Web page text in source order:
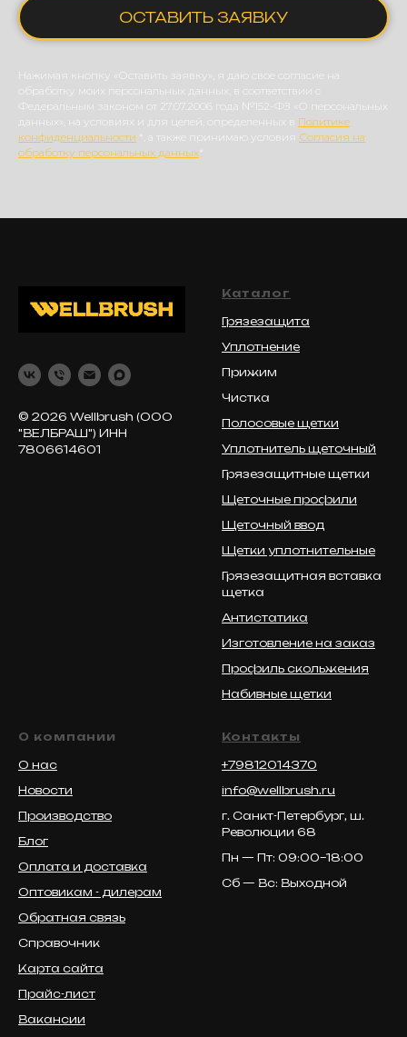
ОСТАВИТЬ ЗАЯВКУ
Нажимая кнопку «Оставить заявку», я даю свое согласие на
обработку моих персональных данных, в соответствии с
Федеральным законом от 27.07.2006 года №152-ФЗ «О персональных
данных», на условиях и для целей, определенных в Политике
конфиденциальности *, а также принимаю условия Согласия на
обработку персональных данных
© 2026 Wellbrush (ООО
"ВЕЛБРАШ") ИНН
7806614601
Каталог
Грязезащита
Уплотнение
Прижим
Чистка
Полосовые щетки
Уплотнитель щеточный
Грязезащитные щетки
Щеточные профили
Щеточный ввод
Щетки уплотнительные
Грязезащитная вставка
щетка
Антистатика
Изготовление на заказ
Профиль скольжения
Набивные щетки
О компании
О нас
Новости
Производство
Блог
Оплата и доставка
Оптовикам - дилерам
Обратная связь
Справочник
Карта сайта
Прайс-лист
Вакансии
Контакты
+79812014370
info@wellbrush.ru
г. Санкт-Петербург, ш.
Революции 68
Пн — Пт: 09:00–18:00
Сб — Вс: Выходной